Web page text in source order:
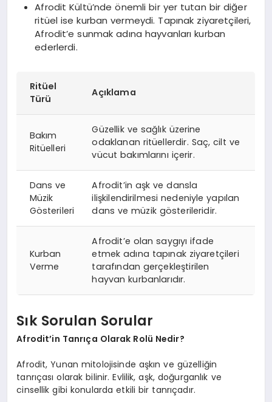
Afrodit Kültü’nde önemli bir yer tutan bir diğer
ritüel ise kurban vermeydi. Tapınak ziyaretçileri,
Afrodit’e sunmak adına hayvanları kurban
ederlerdi.
Ritüel
Türü
Açıklama
Bakım
Ritüelleri
Güzellik ve sağlık üzerine
odaklanan ritüellerdir. Saç, cilt ve
vücut bakımlarını içerir.
Dans ve
Müzik
Gösterileri
Afrodit’in aşk ve dansla
ilişkilendirilmesi nedeniyle yapılan
dans ve müzik gösterileridir.
Kurban
Verme
Afrodit’e olan saygıyı ifade
etmek adına tapınak ziyaretçileri
tarafından gerçekleştirilen
hayvan kurbanlarıdır.
Sık Sorulan Sorular
Afrodit’in Tanrıça Olarak Rolü Nedir?
Afrodit, Yunan mitolojisinde aşkın ve güzelliğin
tanrıçası olarak bilinir. Evlilik, aşk, doğurganlık ve
cinsellik gibi konularda etkili bir tanrıçadır.